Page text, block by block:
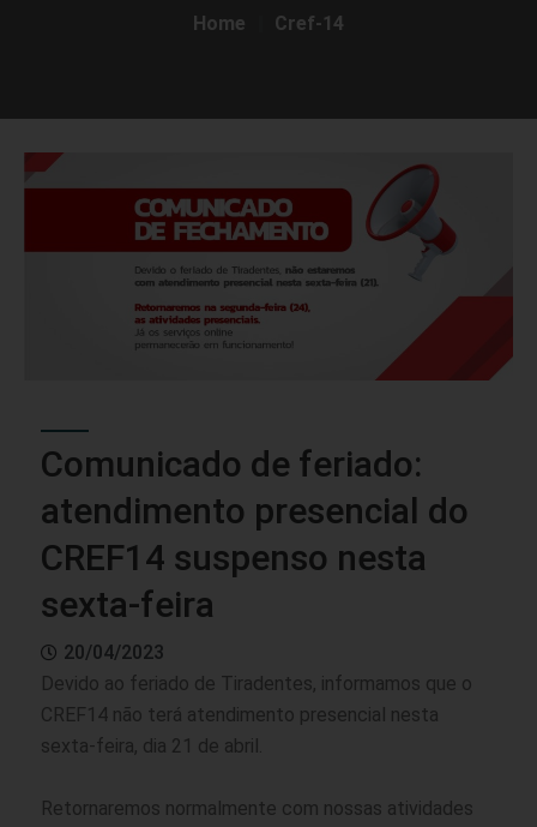
Home Cref-14
Comunicado de feriado:
atendimento presencial do
CREF14 suspenso nesta
sexta-feira
20/04/2023
Devido ao feriado de Tiradentes, informamos que o
CREF14 não terá atendimento presencial nesta
sexta-feira, dia 21 de abril.
Retornaremos normalmente com nossas atividades